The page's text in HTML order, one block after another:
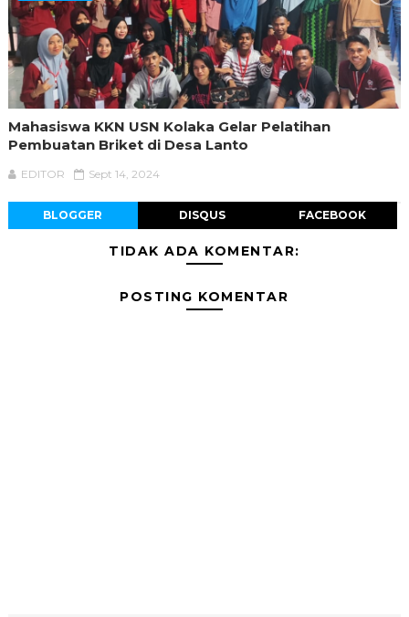
Mahasiswa KKN USN Kolaka Gelar Pelatihan
Pembuatan Briket di Desa Lanto
EDITOR Sept 14, 2024
BLOGGER DISQUS FACEBOOK
TIDAK ADA KOMENTAR:
POSTING KOMENTAR